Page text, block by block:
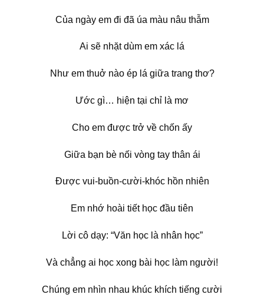
Của ngày em đi đã úa màu nâu thẫm
Ai sẽ nhặt dùm em xác lá
Như em thuở nào ép lá giữa trang thơ?
Ước gì… hiện tại chỉ là mơ
Cho em được trở về chốn ấy
Giữa bạn bè nối vòng tay thân ái
Được vui-buồn-cười-khóc hồn nhiên
Em nhớ hoài tiết học đầu tiên
Lời cô dạy: “Văn học là nhân học”
Và chẳng ai học xong bài học làm người!
Chúng em nhìn nhau khúc khích tiếng cười